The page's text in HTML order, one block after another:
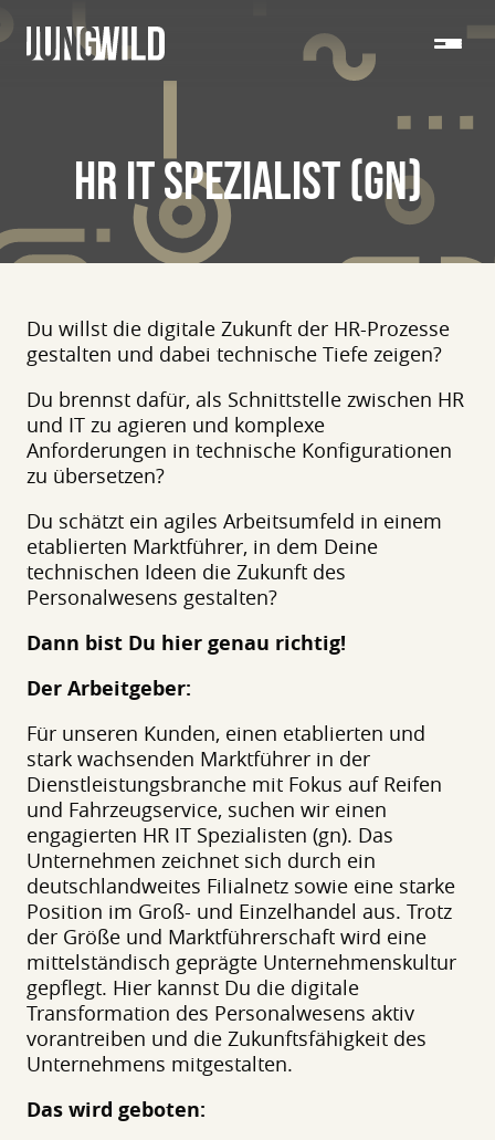
HR IT SPEZIALIST (GN)
Du willst die digitale Zukunft der HR-Prozesse
gestalten und dabei technische Tiefe zeigen?
Du brennst dafür, als Schnittstelle zwischen HR
und IT zu agieren und komplexe
Anforderungen in technische Konfigurationen
zu übersetzen?
Du schätzt ein agiles Arbeitsumfeld in einem
etablierten Marktführer, in dem Deine
technischen Ideen die Zukunft des
Personalwesens gestalten?
Dann bist Du hier genau richtig!
Der Arbeitgeber:
Für unseren Kunden, einen etablierten und
stark wachsenden Marktführer in der
Dienstleistungsbranche mit Fokus auf Reifen
und Fahrzeugservice, suchen wir einen
engagierten HR IT Spezialisten (gn). Das
Unternehmen zeichnet sich durch ein
deutschlandweites Filialnetz sowie eine starke
Position im Groß- und Einzelhandel aus. Trotz
der Größe und Marktführerschaft wird eine
mittelständisch geprägte Unternehmenskultur
gepflegt. Hier kannst Du die digitale
Transformation des Personalwesens aktiv
vorantreiben und die Zukunftsfähigkeit des
Unternehmens mitgestalten.
Das wird geboten: